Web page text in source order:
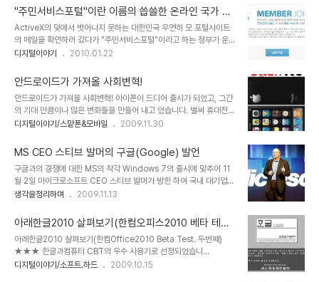
골이란 이름을 생각하니...
그 관심은 더욱 확대될 것은 예정된 사실이기도 합니다. ▲ 2010년 1
월 28일 공개된 애플의 타블렛 iPad 하지만, 좋다라고 하는 관심에
있어서 스스로 생각하고 여과된 판단이 아니라 분위기에 휩싸여 무조
건적으로 받아들이고 있는 것은 아닌가 하는 생각이 들기도 합니다. 이
에 대하여 언젠가 모튜님께서 쓰셨던 아이폰에 대한 포스트에서나 꼬
을 쓰고자 했었데, 마침 글을 ..
"주민서비스포털"이란 이름의 씁쓸한 온라인 국가 서
비스
ActiveX의 덫에서 벗어나지 못하는 대한민국 우연히 모 포털사이트
의 메일을 확인하러 갔다가 "주민서비스포털"이라고 하는 정부가 운
영하는 사이트에서 이벤트를 한다는 광고를 보게 되었습니다. 사이트
각에 도대체 어떤 서비스일까? 생각하면서 "주민서비스포털" 사이트
로 직접 들어가 보았습니다. 그런데, www.oklife.go.kr을 자판으로
쳐서 마주하게 된 "주민서비스포털"의 첫 화면은MS의 최대 꼬객 대
한민국 정부임을 자처하는 그 어처구니 없는 ActiveX 보안프로그램
설치 화면이었습니다. ▲ 주민서비스포털 사이트 초기 접속 화면 대한
알고 있습니다만,그래도 주민서비스를 위..
디지털이야기 2010.01.22
안드로이드가 가져올 사회변혁!
안드로이드가 가져올 사회변혁! 아이폰이 드디어 출시가 되었고, 그간
의 기대 만큼이나 많은 변화들을 만들어 내고 있습니다. 벌써 휴대전화
통신요금의 인하가 거론되거나 발표되고 있고, 이동통신사 별로 데이
보입니다. 이제 곧 안드로이드도 국내에 선보이게 됩니다. 들려오는 소
문들 중에는 "한국형 안드로이드"라는 말로 스팩이 다운된 형태의 출
시 가능성들을 시사하고 있기도 합니다만, 그것이 결코 쉽지는 않을 것
이라는 생각과 함께, 아이폰가 가져왔던 그 이상, 아니 아이폰과는 또
다른 형태로써 쉽게 가늠할 수 없을 만큼의 많은 변혁과 그에 따른 수
혁명이 우리들 생활 곧곧에 동력을 활용하는..
디지털이야기/스맡폰&모바일 2009.11.30
MS CEO 스티브 발머의 구글(Google) 발언
구글과의 경쟁에 대한 MS의 착각 Windows 7의 출시에 맞추어 11
월 2일 마이크로소프트 CEO 스티브 발머가 방한 하여 국내 대기업
CIO 및 임원진들을 초청, 오찬간담회를 갖었는데, 이자리에서 "구글
문에 "구글은 아직 우리의 경쟁자가 될 준비가 안되어있다."라는 답을
하였다고 합니다. ▲ Microsoft CEO Steven Anthony Ballmer
그리고 덧붙여 "마이크로소프트는 범용성이 높은 제품을 대량으로, 저
렴하게 공급한다는 원칙으로 소비자에게 보다 혁신적이고 개방적이
며, 기업이 지닌 IT자산과 폭넓은 호환이 이뤄질 수 있도록 한다."라고
생각을정리하며 2009.11.13
아래한글2010 살펴보기(한컴오피스2010 베타 테스
트. 두번째)
아래한글2010 살펴보기(한컴Office2010 Beta Test. 두번째)
★★★ 한글과컴퓨터 CBT의 우수 사용기로 선정되었습니
다.★★★ 아래한글 1.5로 기억됩니다. 처음 아래 한글을 사용했던
디지털이야기/소프트.하드 2009.10.15